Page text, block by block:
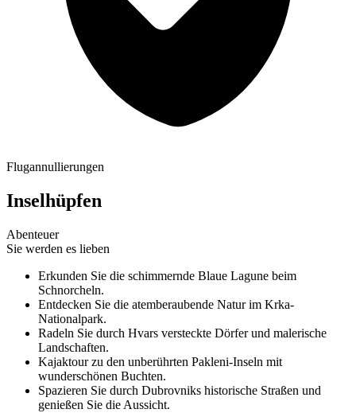
Flugannullierungen
Inselhüpfen
Abenteuer
Sie werden es lieben
Erkunden Sie die schimmernde Blaue Lagune beim
Schnorcheln.
Entdecken Sie die atemberaubende Natur im Krka-
Nationalpark.
Radeln Sie durch Hvars versteckte Dörfer und malerische
Landschaften.
Kajaktour zu den unberührten Pakleni-Inseln mit
wunderschönen Buchten.
Spazieren Sie durch Dubrovniks historische Straßen und
genießen Sie die Aussicht.